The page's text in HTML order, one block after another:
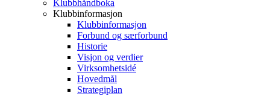
Klubbhåndboka
Klubbinformasjon
Klubbinformasjon
Forbund og særforbund
Historie
Visjon og verdier
Virksomhetsidé
Hovedmål
Strategiplan